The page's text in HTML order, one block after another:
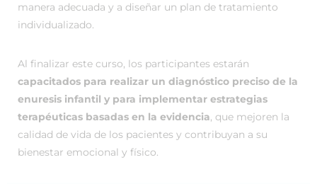
manera adecuada y a diseñar un plan de tratamiento
individualizado.
Al finalizar este curso, los participantes estarán
capacitados para realizar un diagnóstico preciso de la
enuresis infantil y para implementar estrategias
terapéuticas basadas en la evidencia, que mejoren la
calidad de vida de los pacientes y contribuyan a su
bienestar emocional y físico.